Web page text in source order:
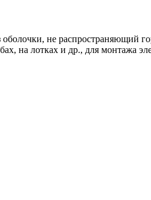
не распространяющий
на лотках и др., для монтажа